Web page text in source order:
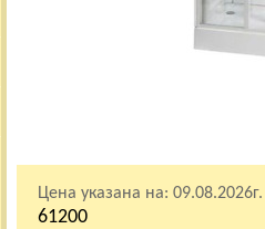
Цена указана на: 09.08.2026г.
61200